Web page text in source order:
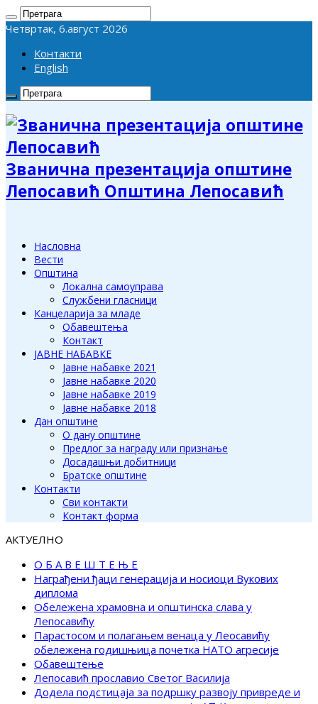
Четвртак, 6.август 2026
Контакти
English
Званична презентација општине
Лепосавић Општина Лепосавић
Насловна
Вести
Општина
Локална самоуправа
Службени гласници
Канцеларија за младе
Обавештења
Контакт
ЈАВНЕ НАБАВКЕ
Јавне набавке 2021
Јавне набавке 2020
Јавне набавке 2019
Јавне набавке 2018
Дан општине
О дану општине
Предлог за награду или признање
Досадашњи добитници
Братске општине
Контакти
Сви контакти
Контакт форма
АКТУЕЛНО
О Б А В Е Ш Т Е Њ Е
Награђени ђаци генерација и носиоци Вукових
диплома
Обележена храмовна и општинска слава у
Лепосавићу
Парастосом и полагањем венаца у Леосавићу
обележена годишњица почетка НАТО агресије
Обавештење
Лепосавић прославио Светог Василија
Додела подстицаја за подршку развоју привреде и